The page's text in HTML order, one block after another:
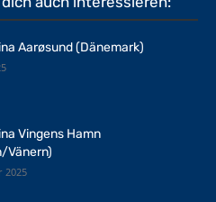
Aarøsund (Dänemark)
Vingens Hamn
Vänern)
2025